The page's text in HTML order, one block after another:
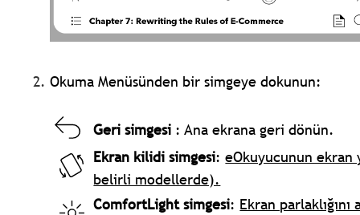
Okuma Menüsünden bir simgeye dokunun:
Geri simgesi : Ana ekrana geri dönün.
Ekran kilidi simgesi:eOkuyucunun
belirli modellerde).
ComfortLight simgesi: Ekran